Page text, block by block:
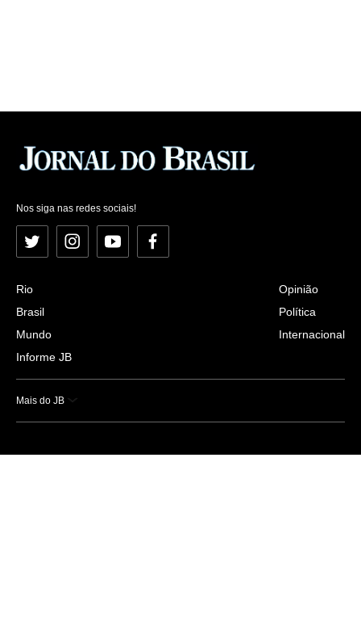
Nos siga nas redes sociais!
Twitter InstagramYouTubeFacebook
Rio
Brasil
Mundo
Informe JB
Opinião
Política
Internacional
Mais do JB
Esportes